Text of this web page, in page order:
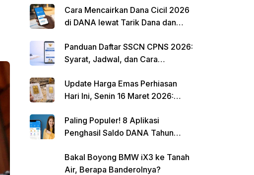
Cara Mencairkan Dana Cicil 2026
di DANA lewat Tarik Dana dan
Panduan Daftar SSCN CPNS 2026:
Syarat, Jadwal, dan Cara
Update Harga Emas Perhiasan
Hari Ini, Senin 16 Maret 2026:
Paling Populer! 8 Aplikasi
Penghasil Saldo DANA Tahun
Bakal Boyong BMW iX3 ke Tanah
Air, Berapa Banderolnya?